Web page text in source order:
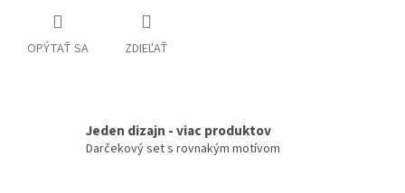
OPÝTAŤ SA ZDIEĽAŤ
Jeden dizajn - viac produktov
Darčekový set s rovnakým motívom